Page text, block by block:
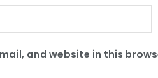
and website in this